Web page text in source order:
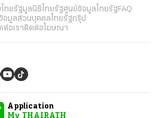
ทยรัฐมูลนิธิไทยรัฐศูนย์ข้อมูลไทยรัฐFAQ
อมูลส่วนบุคคลไทยรัฐกรุ๊ป
ต่อเราติดต่อโฆษณา
Application
My THAIRATH